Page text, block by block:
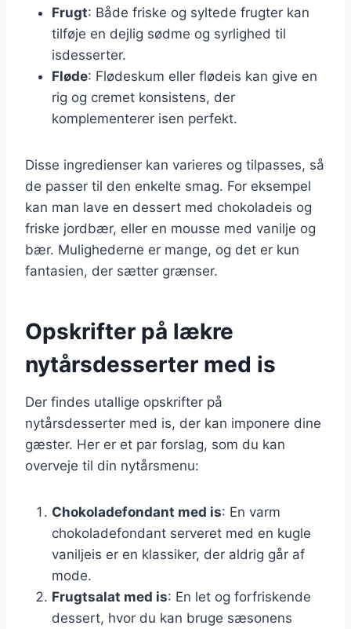
Frugt: Både friske og syltede frugter kan
tilføje en dejlig sødme og syrlighed til
isdesserter.
Fløde: Flødeskum eller flødeis kan give en
rig og cremet konsistens, der
komplementerer isen perfekt.
Disse ingredienser kan varieres og tilpasses, så
de passer til den enkelte smag. For eksempel
kan man lave en dessert med chokoladeis og
friske jordbær, eller en mousse med vanilje og
bær. Mulighederne er mange, og det er kun
fantasien, der sætter grænser.
Opskrifter på lækre
nytårsdesserter med is
Der findes utallige opskrifter på
nytårsdesserter med is, der kan imponere dine
gæster. Her er et par forslag, som du kan
overveje til din nytårsmenu:
Chokoladefondant med is: En varm
chokoladefondant serveret med en kugle
vaniljeis er en klassiker, der aldrig går af
mode.
Frugtsalat med is: En let og forfriskende
dessert, hvor du kan bruge sæsonens